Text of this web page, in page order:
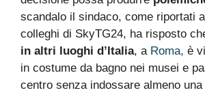
scandalo il sindaco, come riportati
colleghi di SkyTG24, ha risposto
in altri luoghi d’Italia, a Roma, è
in costume da bagno nei musei e
centro senza indossare almeno